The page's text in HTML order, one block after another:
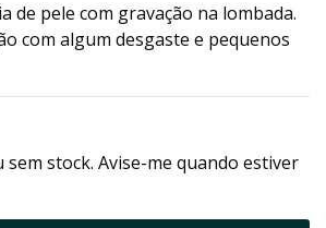
de pele com gravação na lombada.
com algum desgaste e pequenos
stock. Avise-me quando estiver